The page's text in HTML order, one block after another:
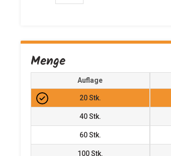
Menge
Auflage
20Stk.
40Stk.
60Stk.
100Stk.